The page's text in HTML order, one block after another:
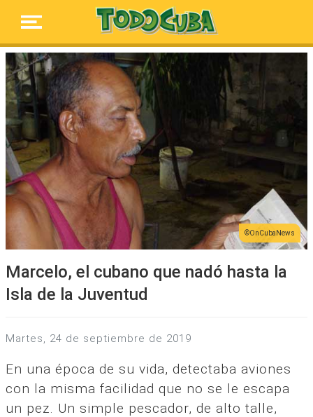
OnCubaNews
Marcelo, el cubano que nadó hasta la
Isla de la Juventud
martes, 24 de septiembre de 2019
En una época de su vida, detectaba aviones
con la misma facilidad que no se le escapa
un pez. Un simple pescador, de alto talle,